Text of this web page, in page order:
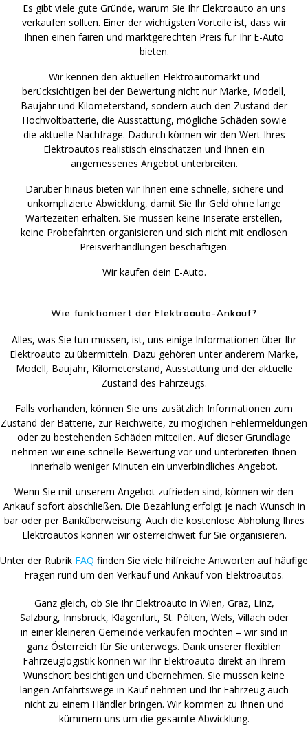
Es gibt viele gute Gründe, warum Sie Ihr Elektroauto an uns
verkaufen sollten. Einer der wichtigsten Vorteile ist, dass wir
Ihnen einen fairen und marktgerechten Preis für Ihr E-Auto
bieten.
Wir kennen den aktuellen Elektroautomarkt und
berücksichtigen bei der Bewertung nicht nur Marke, Modell,
Baujahr und Kilometerstand, sondern auch den Zustand der
Hochvoltbatterie, die Ausstattung, mögliche Schäden sowie
die aktuelle Nachfrage. Dadurch können wir den Wert Ihres
Elektroautos realistisch einschätzen und Ihnen ein
angemessenes Angebot unterbreiten.
Darüber hinaus bieten wir Ihnen eine schnelle, sichere und
unkomplizierte Abwicklung, damit Sie Ihr Geld ohne lange
Wartezeiten erhalten. Sie müssen keine Inserate erstellen,
keine Probefahrten organisieren und sich nicht mit endlosen
Preisverhandlungen beschäftigen.
Wir kaufen dein E-Auto.
Wie funktioniert der Elektroauto-Ankauf?
Alles, was Sie tun müssen, ist, uns einige Informationen über Ihr
Elektroauto zu übermitteln. Dazu gehören unter anderem Marke,
Modell, Baujahr, Kilometerstand, Ausstattung und der aktuelle
Zustand des Fahrzeugs.
Falls vorhanden, können Sie uns zusätzlich Informationen zum
Zustand der Batterie, zur Reichweite, zu möglichen Fehlermeldungen
oder zu bestehenden Schäden mitteilen. Auf dieser Grundlage
nehmen wir eine schnelle Bewertung vor und unterbreiten Ihnen
innerhalb weniger Minuten ein unverbindliches Angebot.
Wenn Sie mit unserem Angebot zufrieden sind, können wir den
Ankauf sofort abschließen. Die Bezahlung erfolgt je nach Wunsch in
bar oder per Banküberweisung. Auch die kostenlose Abholung Ihres
Elektroautos können wir österreichweit für Sie organisieren.
Unter der Rubrik FAQ finden Sie viele hilfreiche Antworten auf häufige
Fragen rund um den Verkauf und Ankauf von Elektroautos.
Ganz gleich, ob Sie Ihr Elektroauto in Wien, Graz, Linz,
Salzburg, Innsbruck, Klagenfurt, St. Pölten, Wels, Villach oder
in einer kleineren Gemeinde verkaufen möchten – wir sind in
ganz Österreich für Sie unterwegs. Dank unserer flexiblen
Fahrzeuglogistik können wir Ihr Elektroauto direkt an Ihrem
Wunschort besichtigen und übernehmen. Sie müssen keine
langen Anfahrtswege in Kauf nehmen und Ihr Fahrzeug auch
nicht zu einem Händler bringen. Wir kommen zu Ihnen und
kümmern uns um die gesamte Abwicklung.